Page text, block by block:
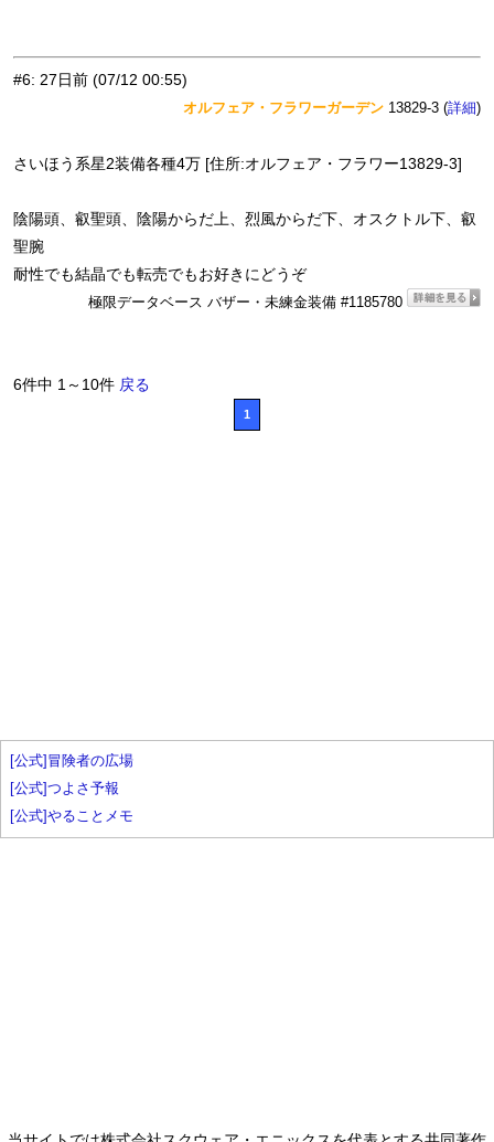
#6: 27日前 (07/12 00:55)
オルフェア・フラワーガーデン 13829-3 (詳細)
さいほう系星2装備各種4万 [住所:オルフェア・フラワー13829-3]
陰陽頭、叡聖頭、陰陽からだ上、烈風からだ下、オスクトル下、叡
聖腕
耐性でも結晶でも転売でもお好きにどうぞ
極限データベース バザー・未練金装備 #1185780
6件中 1～10件 戻る
1
[公式]冒険者の広場
[公式]つよさ予報
[公式]やることメモ